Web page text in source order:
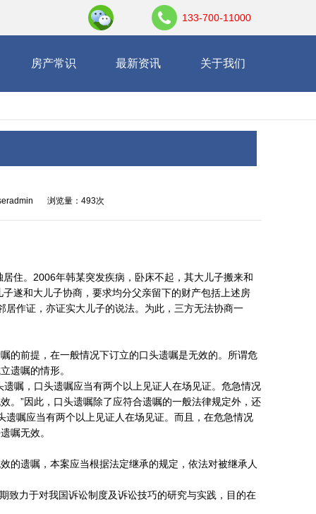
133-700-11000
房产常识 最新资讯 关于我们
浏览量：493次
住。2006年韩某突发疾病，卧床不起，其大儿子搬来和
遂和大儿子协商，要求均分父亲留下的财产包括上述房
作证，亦证实大儿子的说法。为此，三方无法协商一
的前提，在一般情况下订立的口头遗嘱是无效的。所谓危
遗嘱的情形。
嘱，口头遗嘱应当有两个以上见证人在场见证。危急情况
。”因此，口头遗嘱除了应符合遗嘱的一般法律规定外，还
嘱应当有两个以上见证人在场见证。而且，在危急情况
嘱无效。
的遗嘱，本案应当根据法定继承的规定，依法对被继承人
致力于对我国诉讼制度及诉讼技巧的研究与实践，目的在